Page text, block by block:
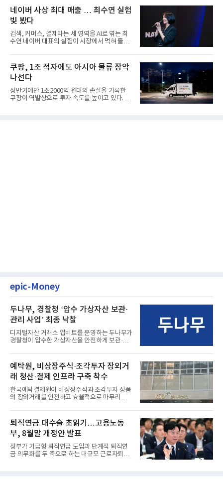
네이버 사상 최대 매출 … 최수연 실험
빛 봤다
검색, 커머스, 결제라는 세 영역을 AI로 엮는 최
수연 네이버 대표의 실험이 시장에서 먹혀 들어
쿠팡, 1조 적자에도 아시아 물류 장악
나선다
상반기에만 1조2000억 원대의 손실을 기록한
쿠팡이 역발상으로 투자 속도를 높이고 있다. 이
epic-Money
두나무, 경찰청 ‘압수 가상자산 보관·
관리 사업’ 최종 낙찰
디지털자산 거래소 업비트를 운영하는 두나무가
경찰청이 압수한 가상자산을 안전하게 보관·관
예탁원, 비상장주식·조각투자 장외거
래 청산·결제 인프라 구축 착수
한국예탁결제원이 비상장주식과 조각투자 상품
의 장외거래를 안전하고 효율적으로 마무리하기
퇴직연금 대수술 초읽기…고용노동
부, 8월말 개정안 발표
정부가 기금형 퇴직연금 도입과 단계적 퇴직연
금 의무화를 두 축으로 하는 대규모 근로자퇴직